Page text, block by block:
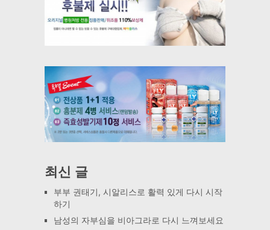
최신 글
부부 권태기, 시알리스로 활력 있게 다시 시작
하기
남성의 자부심을 비아그라로 다시 느껴보세요